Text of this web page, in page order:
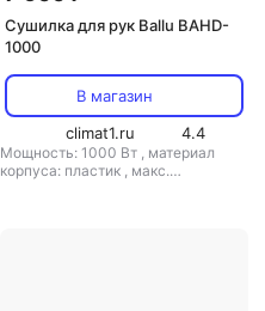
Сушилка для рук Ballu BAHD-
1000
В магазин
climat1.ru
4.4
Мощность: 1000 Вт , материал
корпуса: пластик , макс.